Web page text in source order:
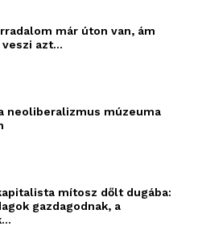
már úton van, ám
azt...
neoliberalizmus múzeuma
mítosz dőlt dugába:
gazdagodnak, a